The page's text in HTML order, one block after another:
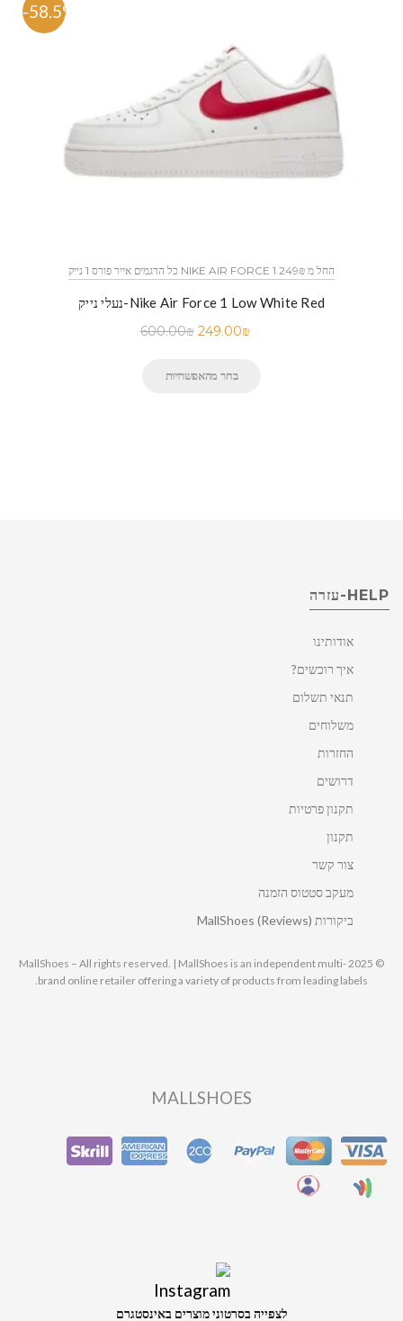
-58.5%
כל הדגמים אייר פורס 1 נייק NIKE AIR FORCE 1 החל מ 249₪
נעלי נייק-Nike Air Force 1 Low White Red
600.00₪ 249.00₪
בחר מהאפשרויות
HELP-עזרה
אודותינו
איך רוכשים?
תנאי תשלום
משלוחים
החזרות
דרושים
תקנון פרטיות
תקנון
צור קשר
מעקב סטטוס הזמנה
ביקורות MallShoes (Reviews)
© 2025 MallShoes – All rights reserved. | MallShoes is an independent multi-
brand online retailer offering a variety of products from leading labels.
MALLSHOES
לצפייה בסרטוני מוצרים באינסטגרם